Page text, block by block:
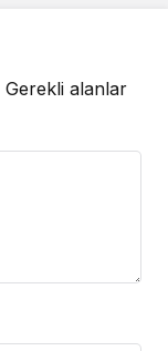
Gerekli alanlar